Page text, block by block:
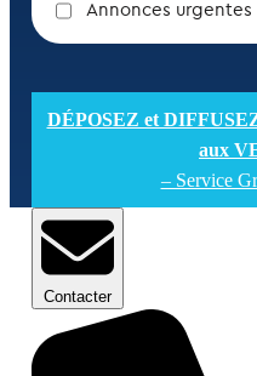
Annonces urgentes
DÉPOSEZ et
aux
– Service
Contacter